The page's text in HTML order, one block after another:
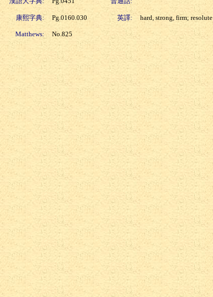
康熙字典: Pg.0160.030 英譯: hard, strong, firm; resolute
Matthews: No.825